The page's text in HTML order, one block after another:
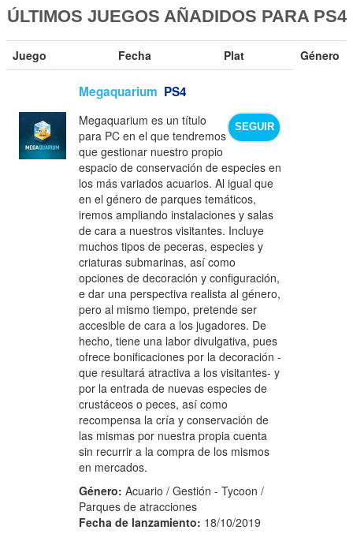
ÚLTIMOS JUEGOS AÑADIDOS PARA PS4
Juego Fecha Plat Género
Megaquarium PS4
SEGUIR
Megaquarium es un título
para PC en el que tendremos
que gestionar nuestro propio
espacio de conservación de especies en
los más variados acuarios. Al igual que
en el género de parques temáticos,
iremos ampliando instalaciones y salas
de cara a nuestros visitantes. Incluye
muchos tipos de peceras, especies y
criaturas submarinas, así como
opciones de decoración y configuración,
e dar una perspectiva realista al género,
pero al mismo tiempo, pretende ser
accesible de cara a los jugadores. De
hecho, tiene una labor divulgativa, pues
ofrece bonificaciones por la decoración -
que resultará atractiva a los visitantes- y
por la entrada de nuevas especies de
crustáceos o peces, así como
recompensa la cría y conservación de
las mismas por nuestra propia cuenta
sin recurrir a la compra de los mismos
en mercados.
Género: Acuario / Gestión - Tycoon /
Parques de atracciones
Fecha de lanzamiento: 18/10/2019